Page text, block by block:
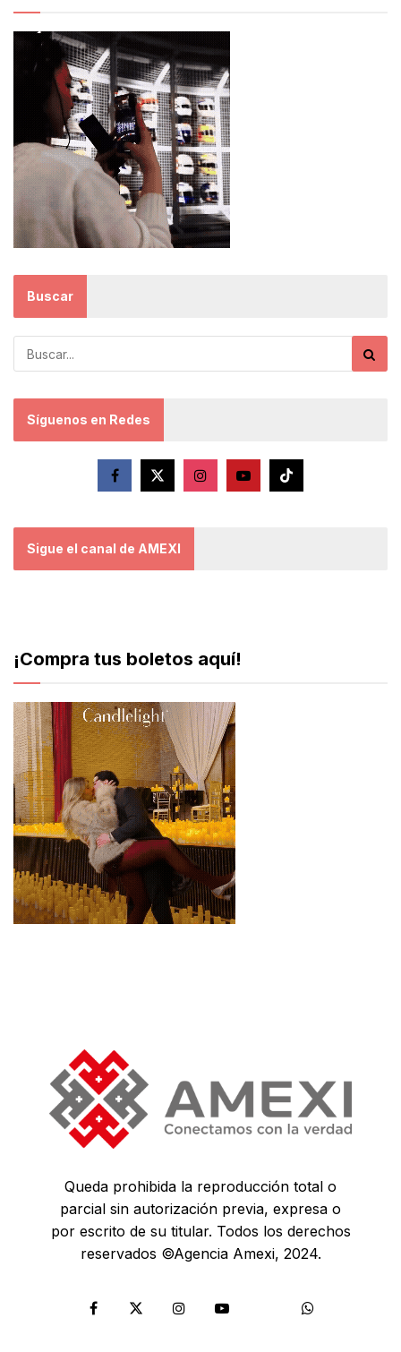
Buscar
Síguenos en Redes
Sigue el canal de AMEXI
¡Compra tus boletos aquí!
Queda prohibida la reproducción total o
parcial sin autorización previa, expresa o
por escrito de su titular. Todos los derechos
reservados ©Agencia Amexi, 2024.